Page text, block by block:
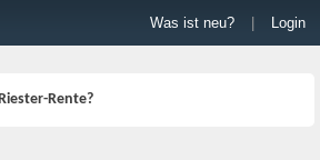
Was ist neu? Login
Rente?